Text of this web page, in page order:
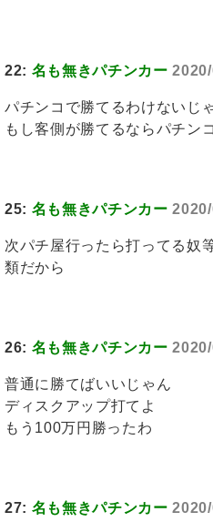
22: 名も無きパチンカー
パチンコで勝てるわけないじ
もし客側が勝てるならパチン
25: 名も無きパチンカー
次パチ屋行ったら打ってる奴
類だから
26: 名も無きパチンカー
普通に勝てばいいじゃん
ディスクアップ打てよ
もう100万円勝ったわ
27: 名も無きパチンカー